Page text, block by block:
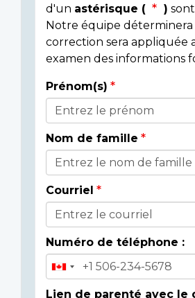
d'un astérisque ( )
Notre équipe déterminera
correction sera appliquée
examen des informations
Donor
Details
Prénom(s)
Nom de famille
Courriel
Numéro de téléphone :
Lien de parenté avec le